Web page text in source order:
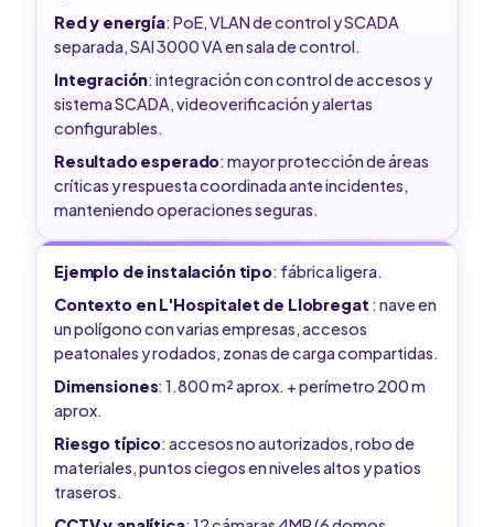
Red y energía: PoE, VLAN de control y SCADA
separada, SAI 3000 VA en sala de control.
Integración: integración con control de accesos y
sistema SCADA, videoverificación y alertas
configurables.
Resultado esperado: mayor protección de áreas
críticas y respuesta coordinada ante incidentes,
manteniendo operaciones seguras.
Ejemplo de instalación tipo: fábrica ligera.
Contexto en L'Hospitalet de Llobregat : nave en
un polígono con varias empresas, accesos
peatonales y rodados, zonas de carga compartidas.
Dimensiones: 1.800 m² aprox. + perímetro 200 m
aprox.
Riesgo típico: accesos no autorizados, robo de
materiales, puntos ciegos en niveles altos y patios
traseros.